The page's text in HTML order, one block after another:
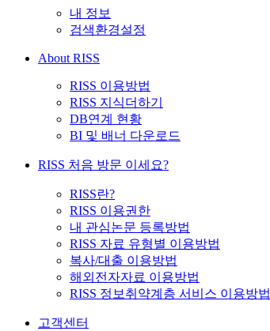
내 정보
검색환경설정
About RISS
RISS 이용방법
RISS 지식더하기
DB연계 현황
BI 및 배너 다운로드
RISS 처음 방문 이세요?
RISS란?
RISS 이용권한
내 관심논문 등록방법
RISS 자료 유형별 이용방법
복사/대출 이용방법
해외전자자료 이용방법
RISS 정보취약계층 서비스 이용방법
고객센터